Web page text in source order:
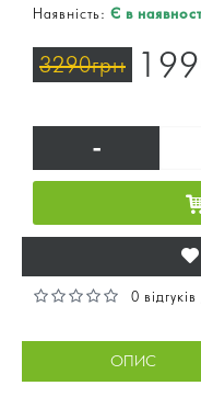
Наявність: Є в
3290грн
-
0 відгуків
ОПИС